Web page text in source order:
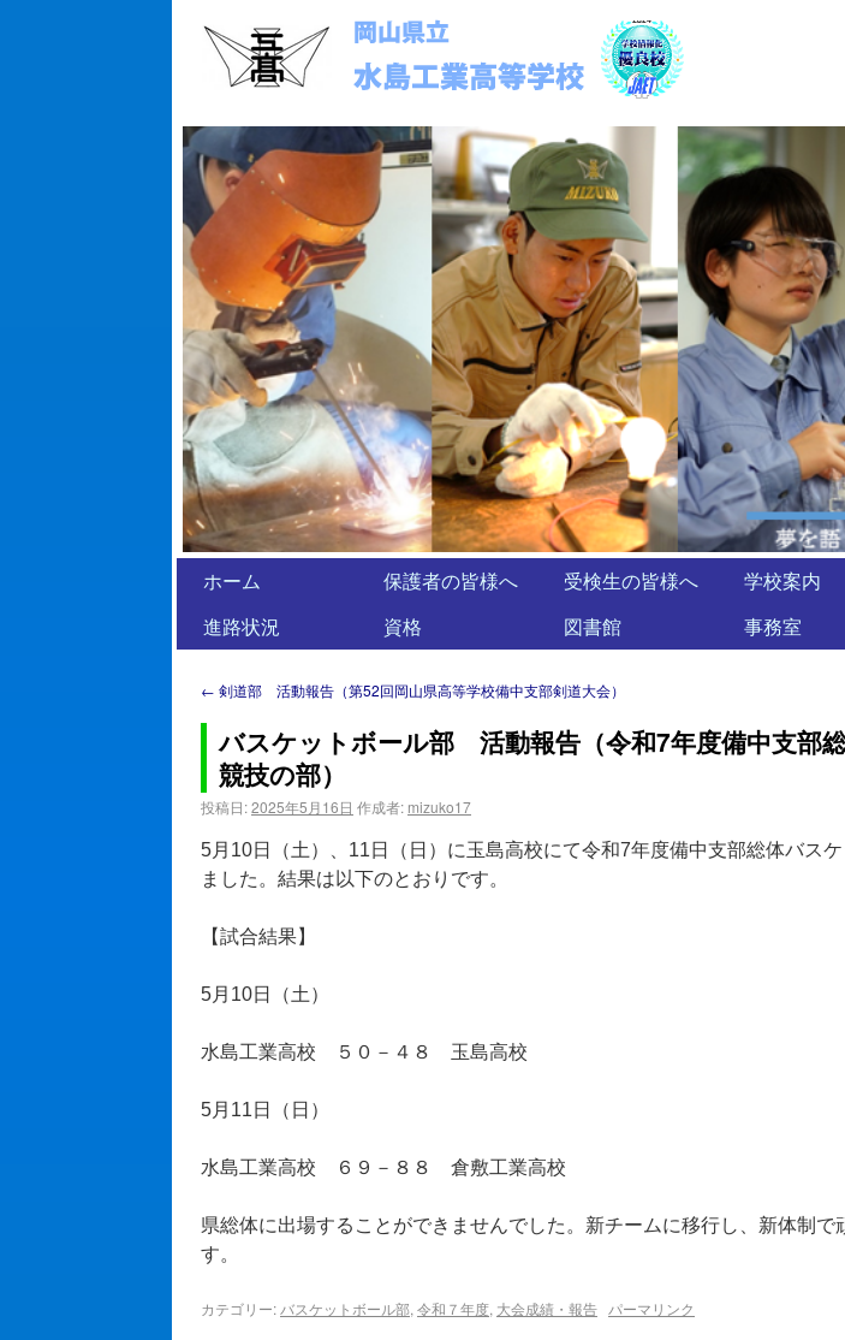
ホーム 保護者の皆様へ 受検生の皆様へ 学校案内
進路状況
資格 図書館 事務室
← 剣道部 活動報告（第52回岡山県高等学校備中支部剣道大会）
バスケットボール部 活動報告（令和7年度備中支部
競技の部）
投稿日:2025年5月16日 作成者: mizuko17
5月10日（土）、11日（日）に玉島高校にて令和7年度備中支部総体バス
ました。結果は以下のとおりです。
【試合結果】
5月10日（土）
水島工業高校 ５０－４８ 玉島高校
5月11日（日）
水島工業高校 ６９－８８ 倉敷工業高校
県総体に出場することができませんでした。新チームに移行し、新体制で
す。
カテゴリー: バスケットボール部, 令和７年度, 大会成績・報告 パーマリンク